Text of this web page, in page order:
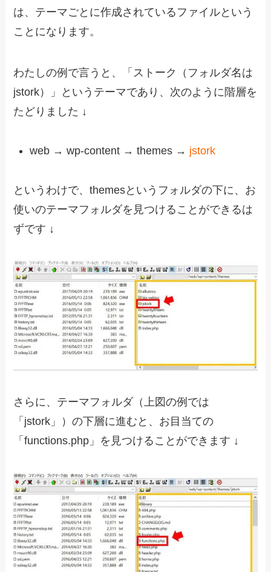
は、テーマごとに作成されているファイルという
ことになります。
わたしの例で言うと、「ストーク（フォルダ名は
jstork）」というテーマであり、次のように階層を
たどりました ↓
web → wp-content → themes → jstork
というわけで、themesというフォルダの下に、お
使いのテーマフォルダを見つけることができるは
ずです ↓
さらに、テーマフォルダ（上図の例では
「jstork」）の下層に進むと、お目当ての
「functions.php」を見つけることができます ↓